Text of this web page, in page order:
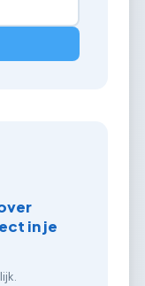
in je